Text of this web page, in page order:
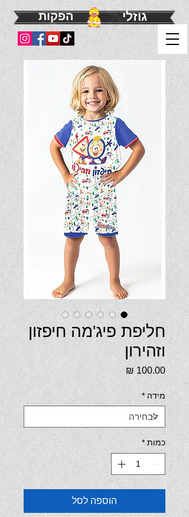
הפקות גוזלי
חליפת פיג'מה חיפזון
וזהירון
מידה *
כמות *
הוספה לסל